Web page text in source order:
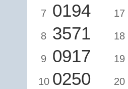
7 0194
8 3571
9 0917
10 0250
17
18
19
20